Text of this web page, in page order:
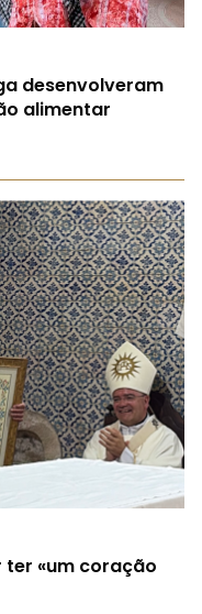
desenvolveram
alimentar
ter «um coração